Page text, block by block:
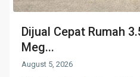
Dijual Cepat Rumah
Meg...
August 5, 2026